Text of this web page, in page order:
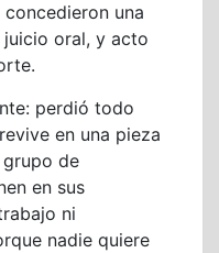
una
juicio oral, y acto
perdió todo
en una pieza
de
en sus
ni
nadie quiere